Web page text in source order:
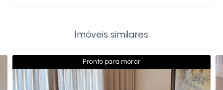
Imóveis similares
Pronto para morar